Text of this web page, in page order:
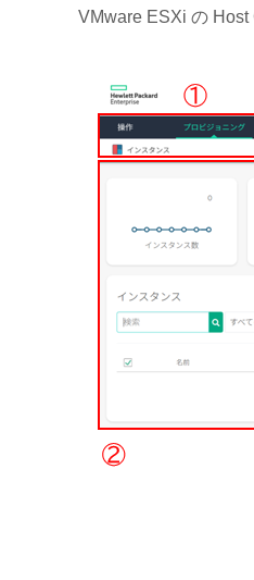
VMware ESXi の Host